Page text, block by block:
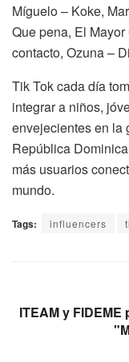
Míguelo – Koke,
Que pena, El
contacto, Ozuna –
Tik Tok cada día
integrar a niños,
envejecientes en la
República
más usuarios
mundo.
Tags: influencers
ITEAM y